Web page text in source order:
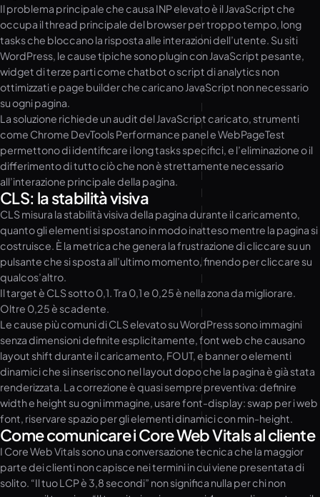
Il problema principale che causa INP elevato è il JavaScript che
occupa il thread principale del browser per troppo tempo, long
tasks che bloccano la risposta alle interazioni dell’utente. Su siti
WordPress, le cause tipiche sono plugin con JavaScript pesante,
widget di terze parti come chatbot o script di analytics non
ottimizzati e page builder che caricano JavaScript non necessario
su ogni pagina.
La soluzione richiede un audit del JavaScript caricato, strumenti
come Chrome DevTools Performance panel e WebPageTest
permettono di identificare i long tasks specifici, e l’eliminazione o il
differimento di tutto ciò che non è strettamente necessario
all’interazione principale della pagina.
CLS: la stabilità visiva
CLS misura la stabilità visiva della pagina durante il caricamento,
quanto gli elementi si spostano in modo inatteso mentre la pagina si
costruisce. È la metrica che genera la frustrazione di cliccare su un
pulsante che si sposta all’ultimo momento, finendo per cliccare su
qualcos’altro.
Il target è CLS sotto 0,1. Tra 0,1 e 0,25 è nella zona da migliorare.
Oltre 0,25 è scadente.
Le cause più comuni di CLS elevato su WordPress sono immagini
senza dimensioni definite esplicitamente, font web che causano
layout shift durante il caricamento, FOUT, e banner o elementi
dinamici che si inseriscono nel layout dopo che la pagina è già stata
renderizzata. La correzione è quasi sempre preventiva: definire
width e height su ogni immagine, usare font-display: swap per i web
font, riservare spazio per gli elementi dinamici con min-height.
Come comunicare i Core Web Vitals al cliente
I Core Web Vitals sono una conversazione tecnica che la maggior
parte dei clienti non capisce nei termini in cui viene presentata di
solito. “Il tuo LCP è 3,8 secondi” non significa nulla per chi non